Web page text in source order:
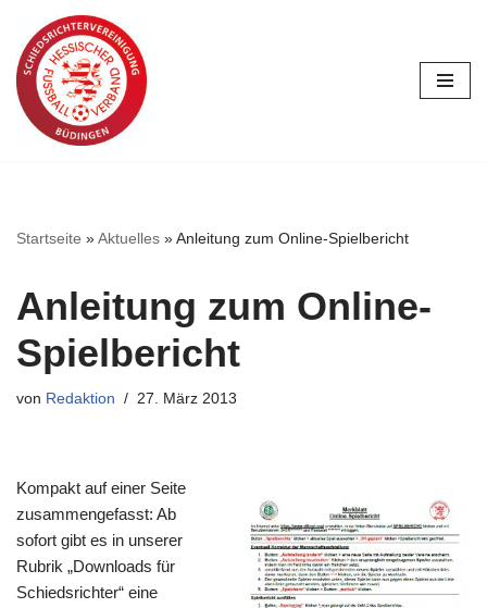
Zum
Inhalt
springen
Startseite »Aktuelles »Anleitung zum Online-Spielbericht
Anleitung zum Online-
Spielbericht
von Redaktion 27. März 2013
Kompakt auf einer Seite
zusammengefasst: Ab
sofort gibt es in unserer
Rubrik „Downloads für
Schiedsrichter“ eine